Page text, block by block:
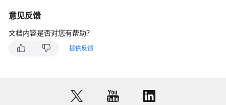
意见反馈
文档内容是否对您有帮助？
提供反馈